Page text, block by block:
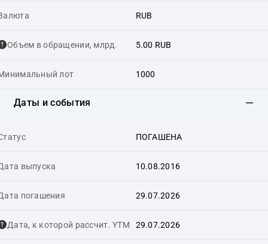
RUB
Объем в обращении, млрд. 5.00 RUB
лот 1000
Даты и события
ПОГАШЕНА
выпуска 10.08.2016
погашения 29.07.2026
Дата, к которой рассчит. YTM 29.07.2026